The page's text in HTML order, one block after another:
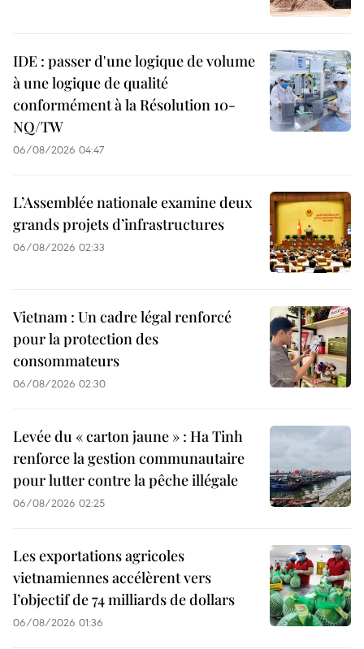
IDE : passer d'une logique de volume
à une logique de qualité
conformément à la Résolution 10-
NQ/TW
06/08/2026 04:47
L’Assemblée nationale examine deux
grands projets d’infrastructures
06/08/2026 02:33
Vietnam : Un cadre légal renforcé
pour la protection des
consommateurs
06/08/2026 02:30
Levée du « carton jaune » : Ha Tinh
renforce la gestion communautaire
pour lutter contre la pêche illégale
06/08/2026 02:25
Les exportations agricoles
vietnamiennes accélèrent vers
l’objectif de 74 milliards de dollars
06/08/2026 01:36